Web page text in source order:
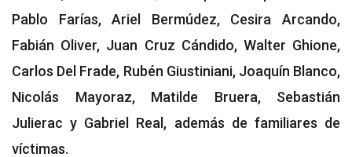
Pablo Farías, Ariel Bermúdez, Cesira Arcando,
Fabián Oliver, Juan Cruz Cándido, Walter Ghione,
Carlos Del Frade, Rubén Giustiniani, Joaquín Blanco,
Nicolás Mayoraz, Matilde Bruera, Sebastián
Julierac y Gabriel Real, además de familiares de
víctimas.